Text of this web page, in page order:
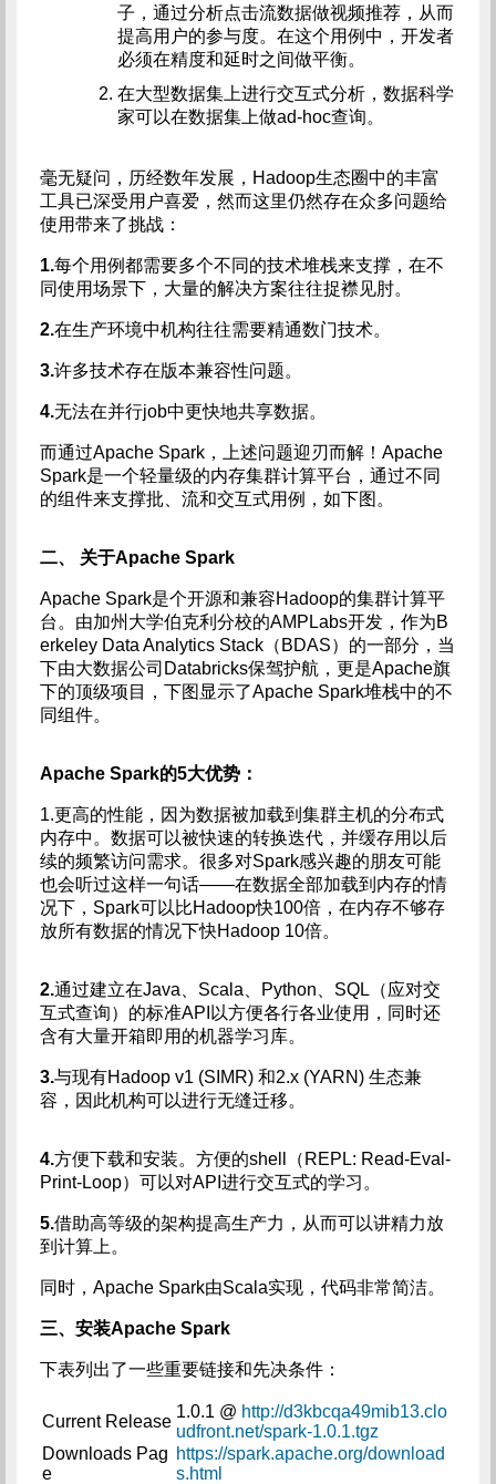
子，通过分析点击流数据做视频推荐，从而
提高用户的参与度。在这个用例中，开发者
必须在精度和延时之间做平衡。
在大型数据集上进行交互式分析，数据科学
家可以在数据集上做ad-hoc查询。
毫无疑问，历经数年发展，Hadoop生态圈中的丰富
工具已深受用户喜爱，然而这里仍然存在众多问题给
使用带来了挑战：
1.每个用例都需要多个不同的技术堆栈来支撑，在不
同使用场景下，大量的解决方案往往捉襟见肘。
2.在生产环境中机构往往需要精通数门技术。
3.许多技术存在版本兼容性问题。
4.无法在并行job中更快地共享数据。
而通过Apache Spark，上述问题迎刃而解！Apache
Spark是一个轻量级的内存集群计算平台，通过不同
的组件来支撑批、流和交互式用例，如下图。
二、 关于Apache Spark
Apache Spark是个开源和兼容Hadoop的集群计算平
台。由加州大学伯克利分校的AMPLabs开发，作为B
erkeley Data Analytics Stack（BDAS）的一部分，当
下由大数据公司Databricks保驾护航，更是Apache旗
下的顶级项目，下图显示了Apache Spark堆栈中的不
同组件。
Apache Spark的5大优势：
1.更高的性能，因为数据被加载到集群主机的分布式
内存中。数据可以被快速的转换迭代，并缓存用以后
续的频繁访问需求。很多对Spark感兴趣的朋友可能
也会听过这样一句话——在数据全部加载到内存的情
况下，Spark可以比Hadoop快100倍，在内存不够存
放所有数据的情况下快Hadoop 10倍。
2.通过建立在Java、Scala、Python、SQL（应对交
互式查询）的标准API以方便各行各业使用，同时还
含有大量开箱即用的机器学习库。
3.与现有Hadoop v1 (SIMR) 和2.x (YARN) 生态兼
容，因此机构可以进行无缝迁移。
4.方便下载和安装。方便的shell（REPL: Read-Eval-
Print-Loop）可以对API进行交互式的学习。
5.借助高等级的架构提高生产力，从而可以讲精力放
到计算上。
同时，Apache Spark由Scala实现，代码非常简洁。
三、安装Apache Spark
下表列出了一些重要链接和先决条件：
Current Release
1.0.1 @ http://d3kbcqa49mib13.clo
udfront.net/spark-1.0.1.tgz
Downloads Pag
e
https://spark.apache.org/download
s.html